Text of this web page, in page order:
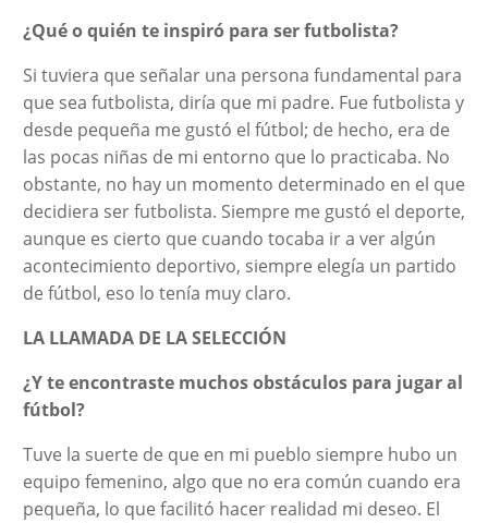
¿Qué o quién te inspiró para ser futbolista?
Si tuviera que señalar una persona fundamental para
que sea futbolista, diría que mi padre. Fue futbolista y
desde pequeña me gustó el fútbol; de hecho, era de
las pocas niñas de mi entorno que lo practicaba. No
obstante, no hay un momento determinado en el que
decidiera ser futbolista. Siempre me gustó el deporte,
aunque es cierto que cuando tocaba ir a ver algún
acontecimiento deportivo, siempre elegía un partido
de fútbol, eso lo tenía muy claro.
LA LLAMADA DE LA SELECCIÓN
¿Y te encontraste muchos obstáculos para jugar al
fútbol?
Tuve la suerte de que en mi pueblo siempre hubo un
equipo femenino, algo que no era común cuando era
pequeña, lo que facilitó hacer realidad mi deseo. El